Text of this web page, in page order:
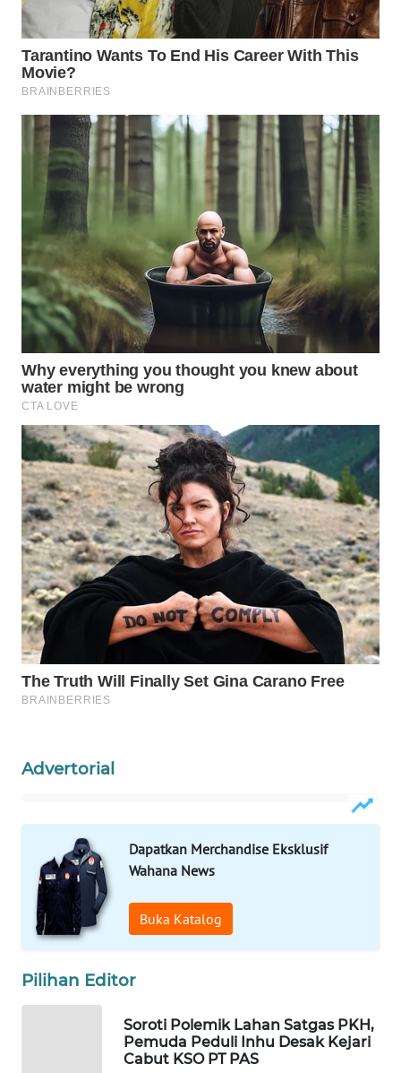
Advertorial
Dapatkan Merchandise Eksklusif
Wahana News
Buka Katalog
Pilihan Editor
Soroti Polemik Lahan Satgas PKH,
Pemuda Peduli Inhu Desak Kejari
Cabut KSO PT PAS
WAHANA
WISATA
LAPAK
WAHANA
Wahana
Network
KONSUMEN
LISTRIK
MASYARAKAT
KELISTRIKAN
WALINKI
ID
MAWAKA
ID
MARTABAT
NET
PLN
WATCH
MKLI
LPKKI
KOPEKLIN
KONSUMEN
FORWAMKI
ALPERKLINAS
FORJASIDA